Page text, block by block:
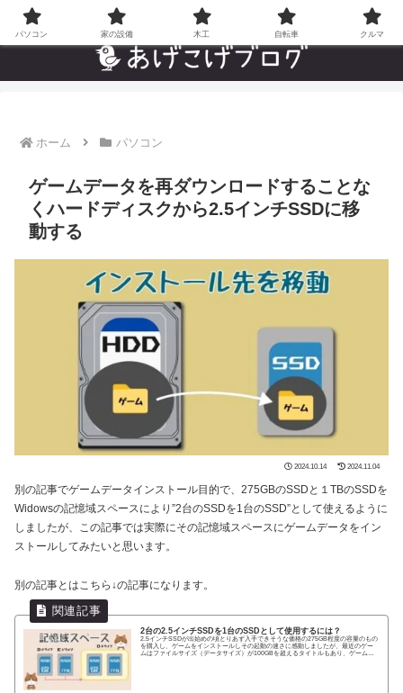
自分でやった”あんなことやこんなこと”の趣味ブログ
ホーム パソコン
ゲームデータを再ダウンロードすることな
くハードディスクから2.5インチSSDに移
動する
2024.10.14 2024.11.04
別の記事でゲームデータインストール目的で、275GBのSSDと１TBのSSDを
Widowsの記憶域スペースにより”2台のSSDを1台のSSD”として使えるように
しましたが、この記事では実際にその記憶域スペースにゲームデータをイン
ストールしてみたいと思います。
別の記事とはこちら↓の記事になります。
2台の2.5インチSSDを1台のSSDとして使用するには？
2.5インチSSDが出始めの頃とりあず入手できそうな価格の275GB程度の容量のもの
を購入し、ゲームをインストールしその起動の速さに感動しましたが、最近のゲー
ムはファイルサイズ（データサイズ）が100GBを超えるタイトルもあり、ゲームイ
パソコン 家の設備 木工 自転車 クルマ